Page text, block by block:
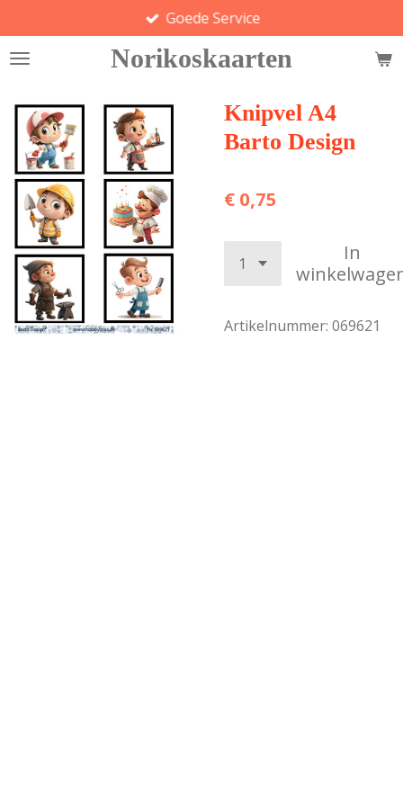
direct
naar
hoofdinhoud
Norikoskaarten
Goede Service
Knipvel A4
Barto Design
€ 0,75
In
Artikelnummer: 069621